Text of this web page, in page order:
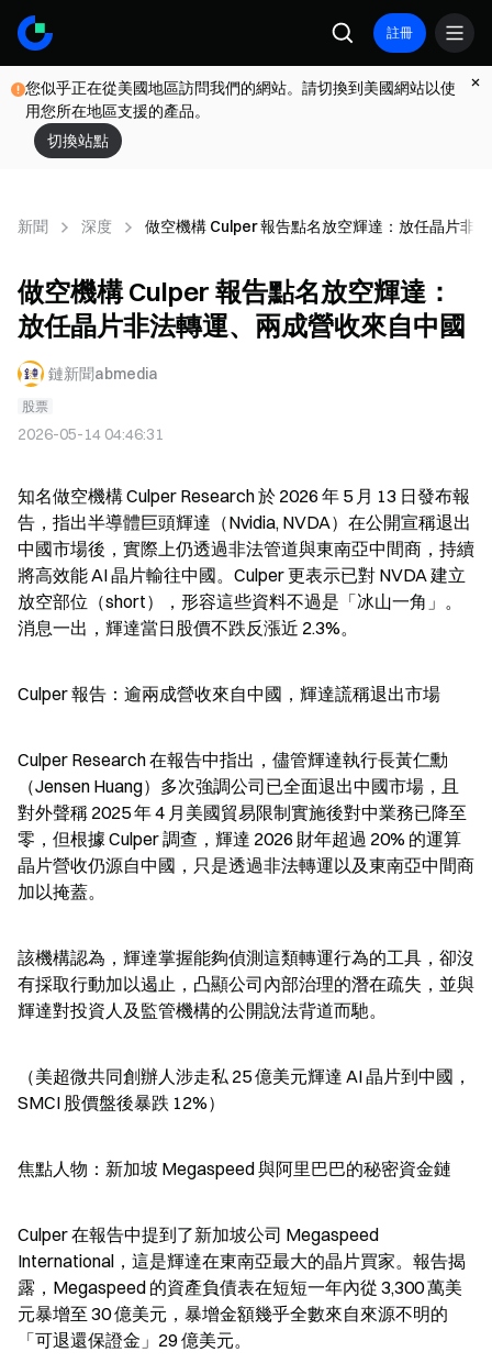
註冊
您似乎正在從美國地區訪問我們的網站。請切換到美國網站以使
用您所在地區支援的產品。
切換站點
新聞 深度 做空機構 Culper 報告點名放空輝達：放任晶片非
做空機構 Culper 報告點名放空輝達：
放任晶片非法轉運、兩成營收來自中國
鏈新聞abmedia
股票
2026-05-14 04:46:31
知名做空機構 Culper Research 於 2026 年 5 月 13 日發布報
告，指出半導體巨頭輝達（Nvidia, NVDA）在公開宣稱退出
中國市場後，實際上仍透過非法管道與東南亞中間商，持續
將高效能 AI 晶片輸往中國。Culper 更表示已對 NVDA 建立
放空部位（short），形容這些資料不過是「冰山一角」。
消息一出，輝達當日股價不跌反漲近 2.3%。
Culper 報告：逾兩成營收來自中國，輝達謊稱退出市場
Culper Research 在報告中指出，儘管輝達執行長黃仁勳
（Jensen Huang）多次強調公司已全面退出中國市場，且
對外聲稱 2025 年 4 月美國貿易限制實施後對中業務已降至
零，但根據 Culper 調查，輝達 2026 財年超過 20% 的運算
晶片營收仍源自中國，只是透過非法轉運以及東南亞中間商
加以掩蓋。
該機構認為，輝達掌握能夠偵測這類轉運行為的工具，卻沒
有採取行動加以遏止，凸顯公司內部治理的潛在疏失，並與
輝達對投資人及監管機構的公開說法背道而馳。
（美超微共同創辦人涉走私 25 億美元輝達 AI 晶片到中國，
SMCI 股價盤後暴跌 12%）
焦點人物：新加坡 Megaspeed 與阿里巴巴的秘密資金鏈
Culper 在報告中提到了新加坡公司 Megaspeed
International，這是輝達在東南亞最大的晶片買家。報告揭
露，Megaspeed 的資產負債表在短短一年內從 3,300 萬美
元暴增至 30 億美元，暴增金額幾乎全數來自來源不明的
「可退還保證金」29 億美元。